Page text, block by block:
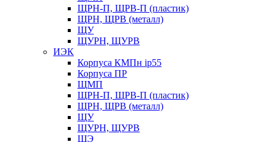
ЩРН-П, ЩРВ-П (пластик)
ЩРН, ЩРВ (металл)
ЩУ
ЩУРН, ЩУРВ
ИЭК
Корпуса КМПн ip55
Корпуса ПР
ЩМП
ЩРН-П, ЩРВ-П (пластик)
ЩРН, ЩРВ (металл)
ЩУ
ЩУРН, ЩУРВ
ЩЭ